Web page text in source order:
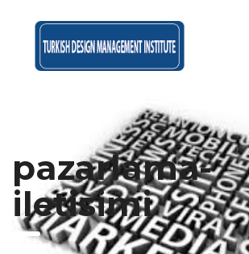
pazarlama-
iletisimi